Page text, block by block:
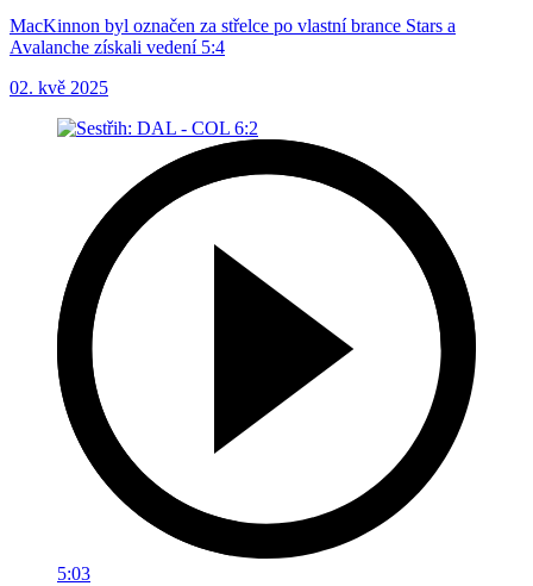
MacKinnon byl označen za střelce po vlastní brance Stars a
Avalanche získali vedení 5:4
02. kvě 2025
5:03